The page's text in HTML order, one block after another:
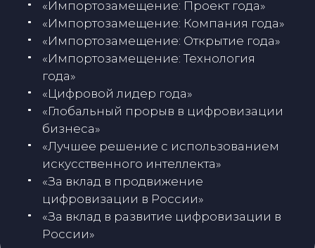
«Импортозамещение: Проект года»
«Импортозамещение: Компания года»
«Импортозамещение: Открытие года»
«Импортозамещение: Технология
года»
«Цифровой лидер года»
«Глобальный прорыв в цифровизации
бизнеса»
«Лучшее решение с использованием
искусственного интеллекта»
«За вклад в продвижение
цифровизации в России»
«За вклад в развитие цифровизации в
России»